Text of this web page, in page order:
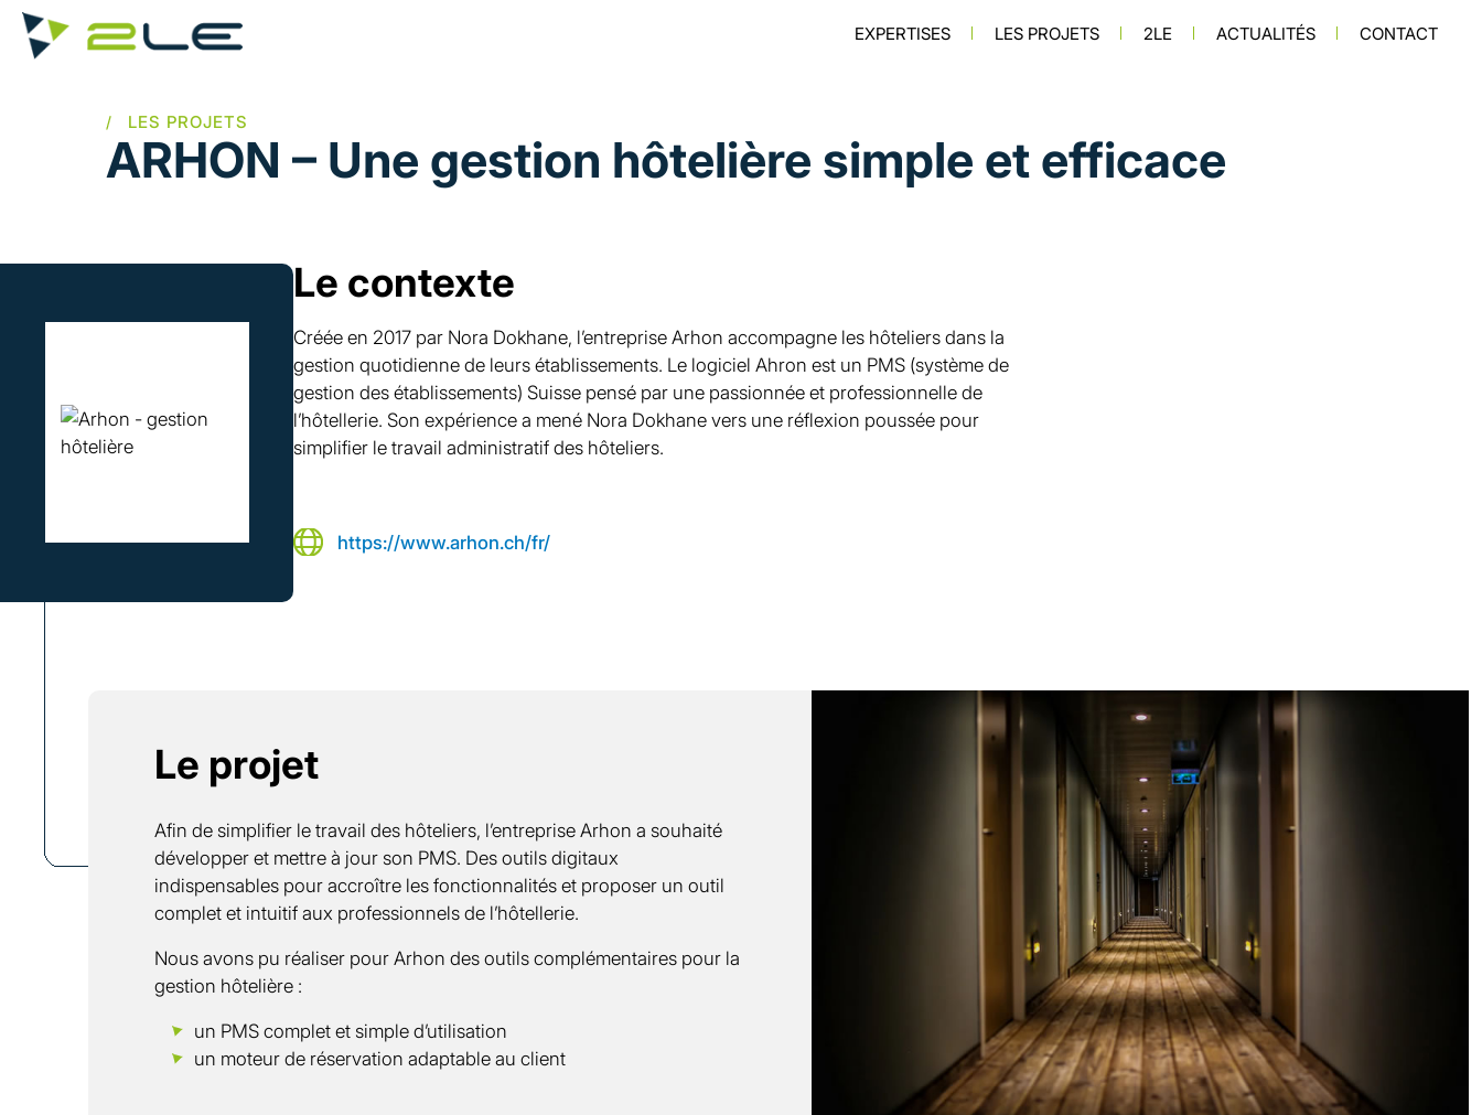
Aller au contenu principal Navigation principale
EXPERTISES LES PROJETS 2LE ACTUALITÉS CONTACT
ARHON – Une gestion hôtelière simple et efficace
Le contexte
Créée en 2017 par Nora Dokhane, l’entreprise Arhon accompagne les hôteliers dans la
gestion quotidienne de leurs établissements. Le logiciel Ahron est un PMS (système de
gestion des établissements) Suisse pensé par une passionnée et professionnelle de
l’hôtellerie. Son expérience a mené Nora Dokhane vers une réflexion poussée pour
simplifier le travail administratif des hôteliers.
https://www.arhon.ch/fr/
Le projet
Afin de simplifier le travail des hôteliers, l’entreprise Arhon a souhaité
développer et mettre à jour son PMS. Des outils digitaux
indispensables pour accroître les fonctionnalités et proposer un outil
complet et intuitif aux professionnels de l’hôtellerie.
Nous avons pu réaliser pour Arhon des outils complémentaires pour la
gestion hôtelière :
un PMS complet et simple d’utilisation
un moteur de réservation adaptable au client